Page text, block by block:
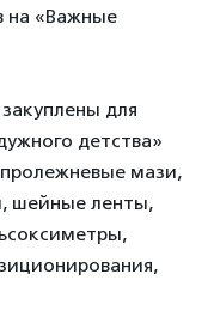
на «Важные
для
детства»
мази,
шейные ленты,